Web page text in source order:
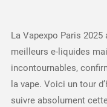
La Vapexpo Paris
meilleurs e-liquides
incontournables,
la vape. Voici un tour
suivre absolument